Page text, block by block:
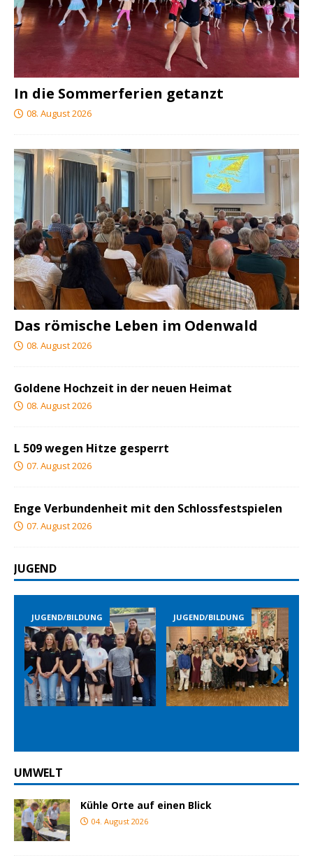
In die Sommerferien getanzt
08. August 2026
Das römische Leben im Odenwald
08. August 2026
Goldene Hochzeit in der neuen Heimat
08. August 2026
L 509 wegen Hitze gesperrt
07. August 2026
Enge Verbundenheit mit den Schlossfestspielen
07. August 2026
JUGEND
JUGEND/BILDUNG JUGEND/BILDUNG
Prev
ious
Nex
t
UMWELT
Kühle Orte auf einen Blick
04. August 2026